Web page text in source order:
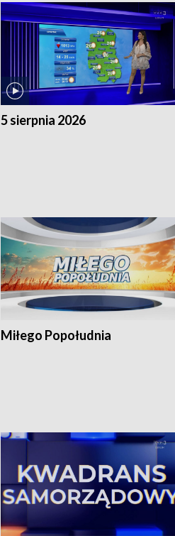
5 sierpnia 2026
Miłego Popołudnia